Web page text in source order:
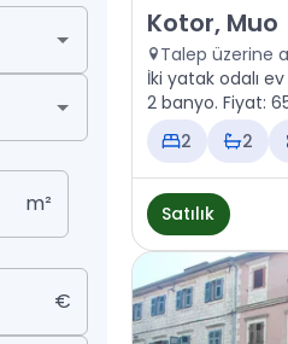
m²
€
Satılık - Ev
Kotor, Muo
Talep üzerine
İki yatak odalı ev
2 banyo. Fiyat:
2
2
Satılık